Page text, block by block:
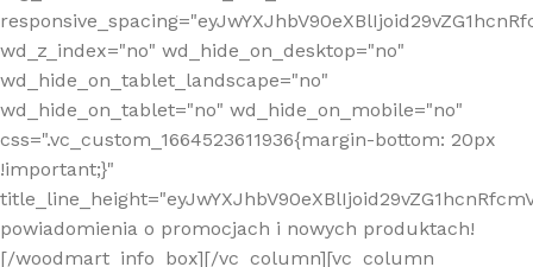
wd_z_index="no" wd_hide_on_desktop="no"
wd_hide_on_tablet_landscape="no"
wd_hide_on_tablet="no" wd_hide_on_mobile="no"
css=".vc_custom_1664523611936{margin-bottom: 20px
!important;}"
powiadomienia o promocjach i nowych produktach!
[/woodmart_info_box][/vc_column][vc_column